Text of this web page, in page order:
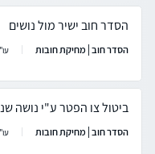
הסדר חוב ישיר מול נושים
הסדר חוב | מחיקת חובות
ביטול צו הפטר ע"י נושה
הסדר חוב | מחיקת חובות